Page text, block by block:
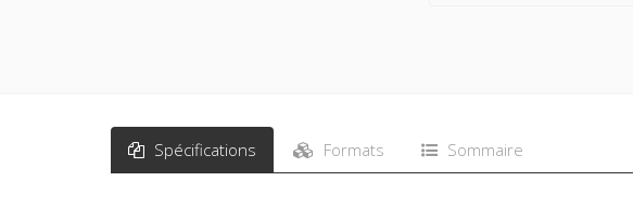
Spécifications Formats Sommaire